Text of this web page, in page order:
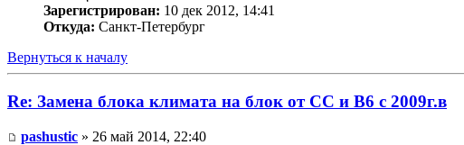
Зарегистрирован: 10 дек 2012, 14:41
Откуда: Санкт-Петербург
Вернуться к началу
Re: Замена блока климата на блок от CC и B6 c 2009г.в
pashustic » 26 май 2014, 22:40